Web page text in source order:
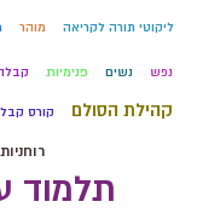
ליקוטי תורה לקריאה מוהר
נפש נשים פנימיות
קהילת הסולם קורס
רוחניות
תלמוד